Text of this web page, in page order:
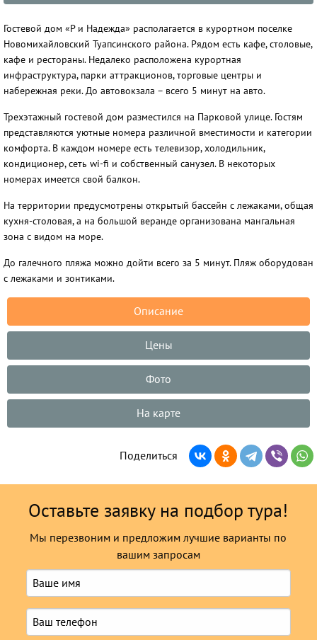
Гостевой дом «Р и Надежда» располагается в курортном поселке
Новомихайловский Туапсинского района. Рядом есть кафе, столовые,
кафе и рестораны. Недалеко расположена курортная
инфраструктура, парки аттракционов, торговые центры и
набережная реки. До автовокзала – всего 5 минут на авто.
Трехэтажный гостевой дом разместился на Парковой улице. Гостям
представляются уютные номера различной вместимости и категории
комфорта. В каждом номере есть телевизор, холодильник,
кондиционер, сеть wi-fi и собственный санузел. В некоторых
номерах имеется свой балкон.
На территории предусмотрены открытый бассейн с лежаками, общая
кухня-столовая, а на большой веранде организована мангальная
зона с видом на море.
До галечного пляжа можно дойти всего за 5 минут. Пляж оборудован
с лежаками и зонтиками.
Описание
Цены
Фото
На карте
Поделиться
Оставьте заявку на подбор тура!
Мы перезвоним и предложим лучшие варианты по
вашим запросам